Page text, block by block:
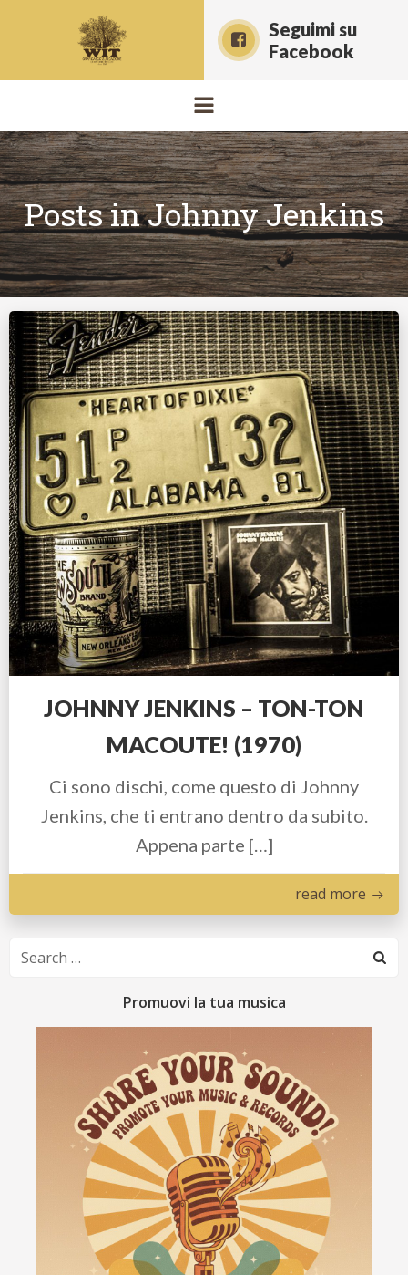
contenuto
Seguimi su
Facebook
Posts in Johnny Jenkins
JOHNNY JENKINS – TON-TON
MACOUTE! (1970)
Ci sono dischi, come questo di Johnny
Jenkins, che ti entrano dentro da subito.
Appena parte […]
read more
Search
Promuovi la tua musica